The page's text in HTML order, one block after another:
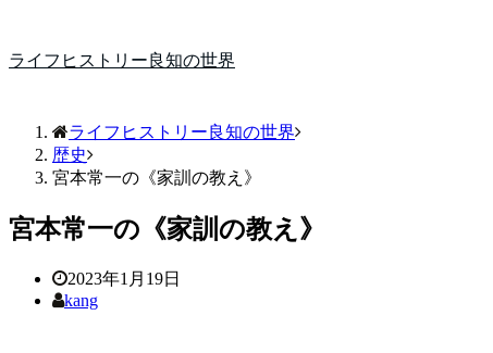
ライフヒストリー良知の世界
ライフヒストリー良知の世界
歴史
宮本常一の《家訓の教え》
宮本常一の《家訓の教え》
2023年1月19日
kang